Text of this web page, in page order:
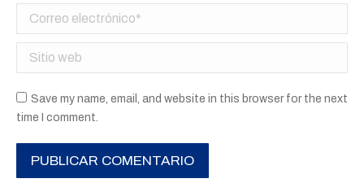
Correo electrónico *
Sitio web
Save my name, email, and website in this browser for the next
time I comment.
PUBLICAR COMENTARIO